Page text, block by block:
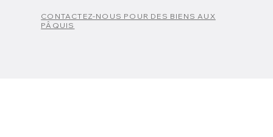
CONTACTEZ-NOUS POUR DES BIENS AUX
PÂQUIS